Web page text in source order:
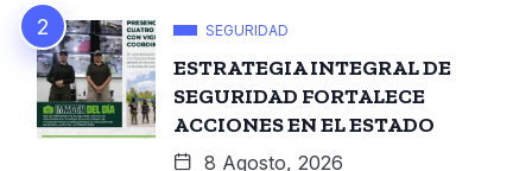
SEGURIDAD
ESTRATEGIA INTEGRAL DE
SEGURIDAD FORTALECE
ACCIONES EN EL ESTADO
8 Agosto, 2026